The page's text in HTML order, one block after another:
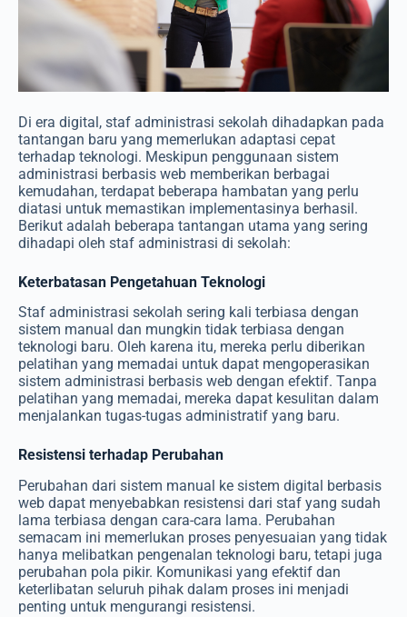
Di era digital, staf administrasi sekolah dihadapkan pada
tantangan baru yang memerlukan adaptasi cepat
terhadap teknologi. Meskipun penggunaan sistem
administrasi berbasis web memberikan berbagai
kemudahan, terdapat beberapa hambatan yang perlu
diatasi untuk memastikan implementasinya berhasil.
Berikut adalah beberapa tantangan utama yang sering
dihadapi oleh staf administrasi di sekolah:
Keterbatasan Pengetahuan Teknologi
Staf administrasi sekolah sering kali terbiasa dengan
sistem manual dan mungkin tidak terbiasa dengan
teknologi baru. Oleh karena itu, mereka perlu diberikan
pelatihan yang memadai untuk dapat mengoperasikan
sistem administrasi berbasis web dengan efektif. Tanpa
pelatihan yang memadai, mereka dapat kesulitan dalam
menjalankan tugas-tugas administratif yang baru.
Resistensi terhadap Perubahan
Perubahan dari sistem manual ke sistem digital berbasis
web dapat menyebabkan resistensi dari staf yang sudah
lama terbiasa dengan cara-cara lama. Perubahan
semacam ini memerlukan proses penyesuaian yang tidak
hanya melibatkan pengenalan teknologi baru, tetapi juga
perubahan pola pikir. Komunikasi yang efektif dan
keterlibatan seluruh pihak dalam proses ini menjadi
penting untuk mengurangi resistensi.